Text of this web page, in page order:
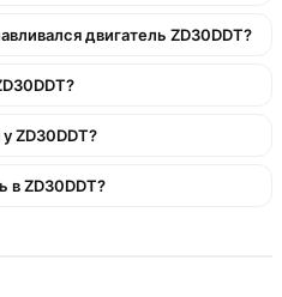
двигатель ZD30DDT?
ZD30DDT?
в ZD30DDT?